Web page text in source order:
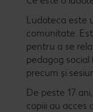
Ludoteca este
comunitate.
pentru a se
pedagog
precum și
De peste 17
copiii au acces